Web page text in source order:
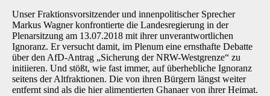
Unser Fraktionsvorsitzender und innenpolitischer Sprecher
Markus Wagner konfrontierte die Landesregierung in der
Plenarsitzung am 13.07.2018 mit ihrer unverantwortlichen
Ignoranz. Er versucht damit, im Plenum eine ernsthafte Debatte
über den AfD-Antrag „Sicherung der NRW-Westgrenze“ zu
initiieren. Und stößt, wie fast immer, auf überhebliche Ignoranz
seitens der Altfraktionen. Die von ihren Bürgern längst weiter
entfernt sind als die hier alimentierten Ghanaer von ihrer Heimat.